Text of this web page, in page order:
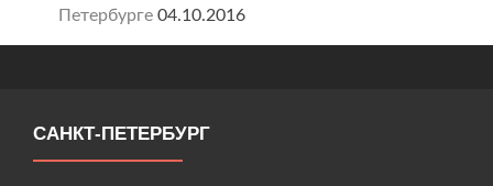
Петербурге 04.10.2016
САНКТ-ПЕТЕРБУРГ